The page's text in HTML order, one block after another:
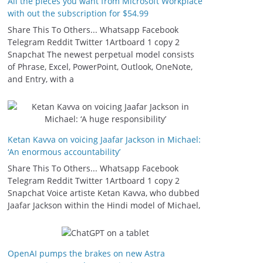
with out the subscription for $54.99
Share This To Others... Whatsapp Facebook
Telegram Reddit Twitter 1Artboard 1 copy 2
Snapchat The newest perpetual model consists
of Phrase, Excel, PowerPoint, Outlook, OneNote,
and Entry, with a
Ketan Kavva on voicing Jaafar Jackson in Michael:
‘An enormous accountability’
Share This To Others... Whatsapp Facebook
Telegram Reddit Twitter 1Artboard 1 copy 2
Snapchat Voice artiste Ketan Kavva, who dubbed
Jaafar Jackson within the Hindi model of Michael,
OpenAI pumps the brakes on new Astra